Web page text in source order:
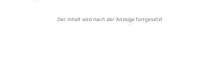
Der Inhalt wird nach der Anzeige fortgesetzt